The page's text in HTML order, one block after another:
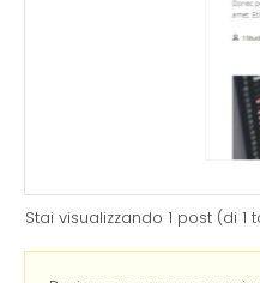
Stai visualizzando 1 post (di 1